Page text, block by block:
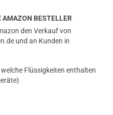
BESTELLER
den Verkauf von
und an Kunden in
Flüssigkeiten enthalten